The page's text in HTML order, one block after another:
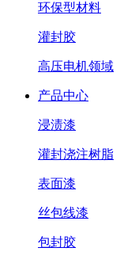
环保型材料
灌封胶
高压电机领域
产品中心
浸渍漆
灌封浇注树脂
表面漆
丝包线漆
包封胶